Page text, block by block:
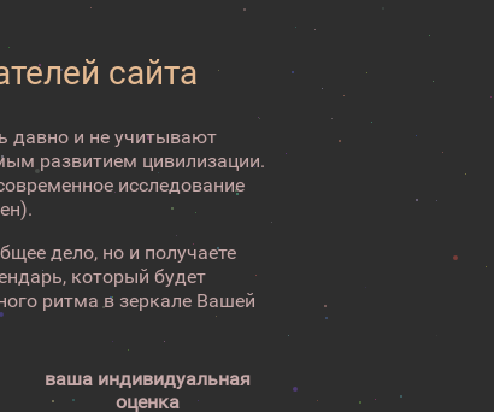
сайта
давно и не учитывают
развитием цивилизации.
исследование
дело, но и получаете
который будет
ритма в зеркале Вашей
ваша индивидуальная
оценка